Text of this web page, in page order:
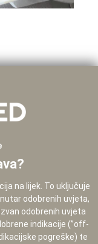
na lijek. To uključuje
odobrenih uvjeta,
odobrenih uvjeta
indikacije (”off-
pogreške) te